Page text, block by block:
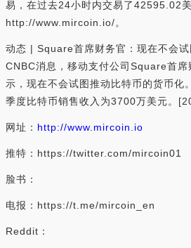
易，在过去24小时内交易了42595.02
http://www.mircoin.io/。
动态 | Square首席财务官：现在不会
CNBC消息，移动支付公司Square首
示，现在不会试图推动比特币的货币化
季度比特币销售收入为3700万美元。
网址： http://www.mircoin.io
推特：https://twitter.com/mircoin01
脸书：
电报：https://t.me/mircoin_en
Reddit：